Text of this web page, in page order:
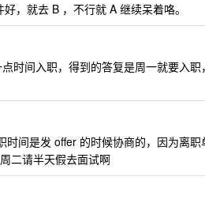
，就去 B ，不行就 A 继续呆着咯。
时间入职，得到的答复是周一就要入
间是发 offer 的时候协商的，因为离职
二请半天假去面试啊